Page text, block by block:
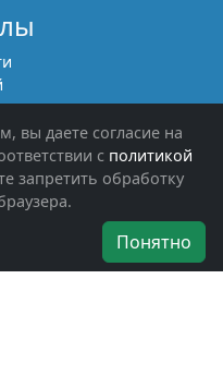
и их семьям
вы даете согласие на
с политикой
запретить обработку
Понятно